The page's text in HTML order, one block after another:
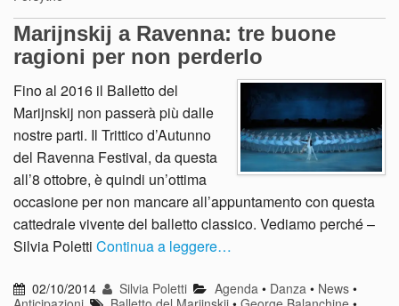
Marijnskij a Ravenna: tre buone
ragioni per non perderlo
Fino al 2016 il Balletto del
Marijnskij non passerà più dalle
nostre parti. Il Trittico d’Autunno
del Ravenna Festival, da questa
all’8 ottobre, è quindi un’ottima
occasione per non mancare all’appuntamento con questa
cattedrale vivente del balletto classico. Vediamo perché –
Silvia Poletti Continua a leggere…
02/10/2014 Silvia Poletti Agenda• Danza• News•